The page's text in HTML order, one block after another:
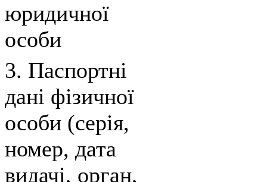
юридичної
особи
3. Паспортні
дані фізичної
особи (серія,
номер, дата
видачі, орган,